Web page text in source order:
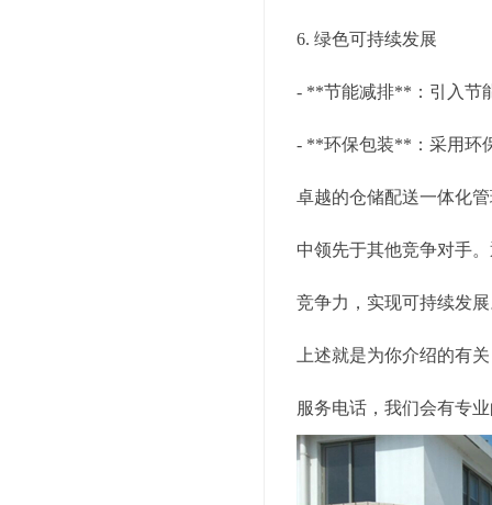
6. 绿色可持续发展
- **节能减排**：引入节
- **环保包装**：采用环
卓越的仓储配送一体化
中领先于其他竞争对手
竞争力，实现可持续发
上述就是为你介绍的有
服务电话，我们会有专